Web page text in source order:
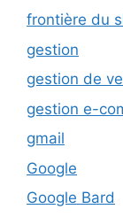
frontière du
gestion
gestion de
gestion e-
gmail
Google
Google Bard